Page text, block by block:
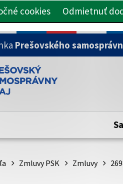
cookies Odmietnuť
OBSAH
Prešovského
je oficiálna
webová stránka
Zmluvy PSK Zmluvy